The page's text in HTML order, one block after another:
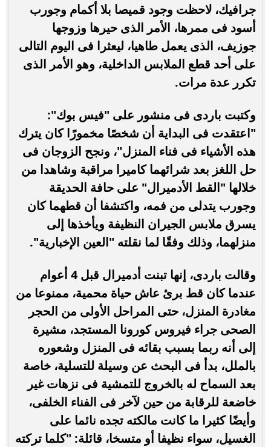
جرافيك، لاحظت وجود قميصا بلا أكمام وجورب
أسود فى ممرها، الأمر الذى حيرها وزوجها
جوزيف، الذى يعمل طاهيا، ليعثرا فى اليوم التالى
على أحد قطع الملابس الداخلية، وهو الأمر الذى
تكرر عدة مرات.
وكتبت باردى فى منشور على "فيس بوك":
"اعتقدت فى البداية أن شخصًا مخمورًا كان يترك
هذه الأشياء فى فناء المنزل"، ونجح الزوجان فى
حل اللغز بعد شرائهما كاميرا مراقبة وشاهدا من
خلالها "القط الأدميرال" على حافة الحديقة
وجورب يتدلى من فمه، واكتشفا أن قطهما كان
يسرق ملابس الجيران النظيفة ويأخذها إلى
منزلهما، وذلك وفقًا لما نقلته "العين الإخبارية".
وقالت باردى، إنها تبنت أدميرال قبل 4 أعوام
عندما كان قط برئ عاش حياة محمية، ممنوعا من
مغادرة المنزل، حتى المراحل الأولى من الحجر
الصحى جراء فيروس كورونا المستجد، مشيرة
إلى أنه ربما بسبب بقائه فى المنزل وشعوره
بالملل، بدأ فى البحث عن وسيلة للتسلية، خاصة
بعد السماح له بالخروج للتمشية فى نزهات غير
خاضعة للرقابة من حين لآخر فى الفناء الخلفى،
وأيضًا كثيرا ما كانت مالكته تجده نائما على
الغسيل، سواء نظيفا أو متسخا، قائلة: "كلما تركته